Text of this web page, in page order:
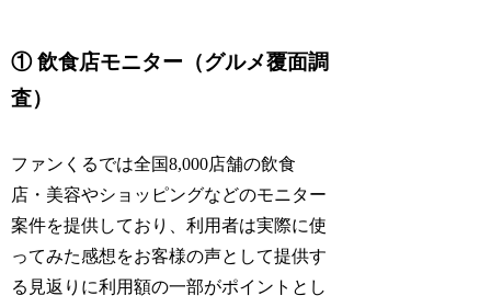
① 飲食店モニター（グルメ覆面調
査）
ファンくるでは全国8,000店舗の飲食
店・美容やショッピングなどのモニター
案件を提供しており、利用者は実際に使
ってみた感想をお客様の声として提供す
る見返りに利用額の一部がポイントとし